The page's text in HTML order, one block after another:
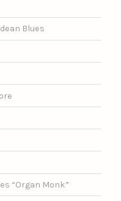
Blues
“Organ Monk”